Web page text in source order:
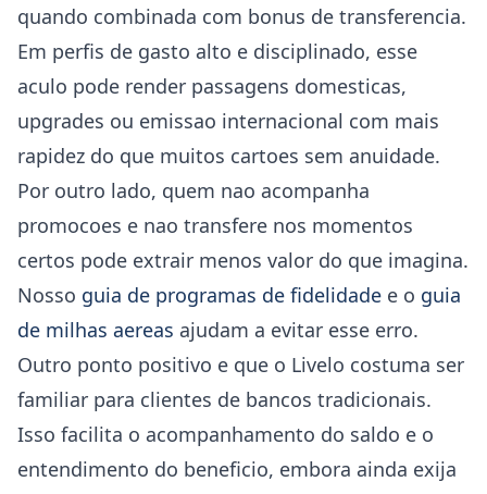
quando combinada com bonus de transferencia.
Em perfis de gasto alto e disciplinado, esse
aculo pode render passagens domesticas,
upgrades ou emissao internacional com mais
rapidez do que muitos cartoes sem anuidade.
Por outro lado, quem nao acompanha
promocoes e nao transfere nos momentos
certos pode extrair menos valor do que imagina.
Nosso guia de programas de fidelidade e o guia
de milhas aereas ajudam a evitar esse erro.
Outro ponto positivo e que o Livelo costuma ser
familiar para clientes de bancos tradicionais.
Isso facilita o acompanhamento do saldo e o
entendimento do beneficio, embora ainda exija